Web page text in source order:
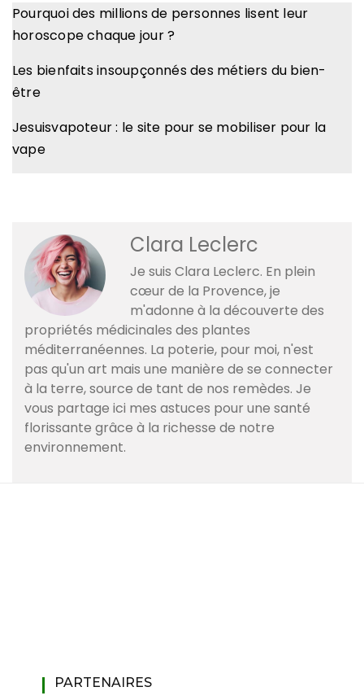
Pourquoi des millions de personnes lisent leur
horoscope chaque jour ?
Les bienfaits insoupçonnés des métiers du bien-
être
Jesuisvapoteur : le site pour se mobiliser pour la
vape
Clara Leclerc
Je suis Clara Leclerc. En plein
cœur de la Provence, je
m'adonne à la découverte des
propriétés médicinales des plantes
méditerranéennes. La poterie, pour moi, n'est
pas qu'un art mais une manière de se connecter
à la terre, source de tant de nos remèdes. Je
vous partage ici mes astuces pour une santé
florissante grâce à la richesse de notre
environnement.
PARTENAIRES